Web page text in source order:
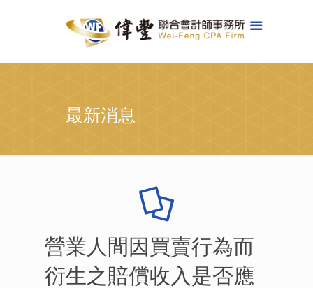
最新消息
營業人間因買賣行為而
衍生之賠償收入是否應